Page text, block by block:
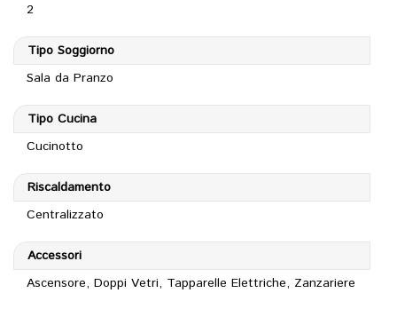
2
Tipo Soggiorno
Sala da Pranzo
Tipo Cucina
Cucinotto
Riscaldamento
Centralizzato
Accessori
Ascensore, Doppi Vetri, Tapparelle Elettriche, Zanzariere